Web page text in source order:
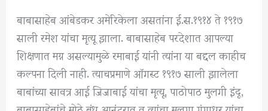
बाबासाहेब आंबेडकर अमेरिकेला असतांना ई.स.१९१४ ते १९१७
साली रमेश यांचा मृत्यू झाला. बाबासाहेब परदेशात आपल्या
शिक्षणात मग्न असल्यामुळे रमाबाई यांनी त्यांना या बद्दल काहीच
कल्पना दिली नाही. त्याचप्रमाणे ऑगस्ट १९१७ साली झालेला
बाबांच्या सावत्र आई जिजाबाई यांचा मृत्यू, पाठोपाठ मुलगी इंदू,